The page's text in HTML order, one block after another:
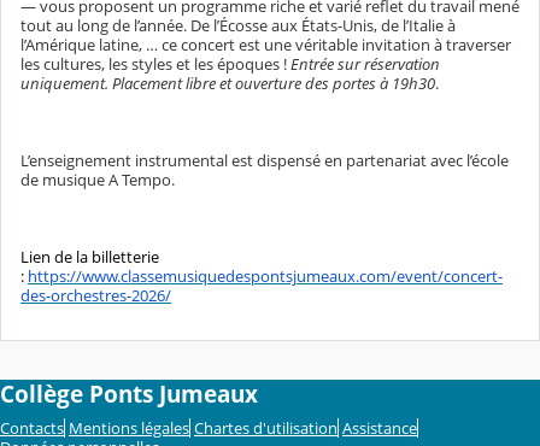
— vous proposent un programme riche et varié reflet du travail mené
tout au long de l’année. De l’Écosse aux États-Unis, de l’Italie à
l’Amérique latine, … ce concert est une véritable invitation à traverser
les cultures, les styles et les époques !Entrée sur réservation
uniquement. Placement libre et ouverture des portes à 19h30.
L’enseignement instrumental est dispensé en partenariat avec l’école
de musique A Tempo.
Lien de la billetterie
: https://www.classemusiquedespontsjumeaux.com/event/concert-
des-orchestres-2026/
Collège Ponts Jumeaux
Contacts Mentions légales Chartes d'utilisation Assistance